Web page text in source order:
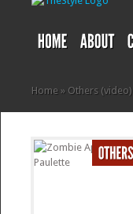
Home » Others (video)